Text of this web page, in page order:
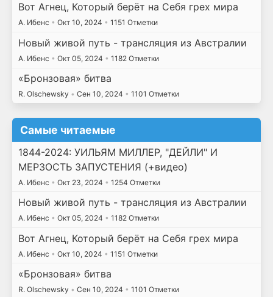
Вот Агнец, Который берёт на Себя грех мира
А. Ибенс • Окт 10, 2024 • 1151 Отметки
Новый живой путь - трансляция из Австралии
А. Ибенс • Окт 05, 2024 • 1182 Отметки
«Бронзовая» битва
R. Olschewsky • Сен 10, 2024 • 1101 Отметки
Самые читаемые
1844-2024: УИЛЬЯМ МИЛЛЕР, "ДЕЙЛИ" И
МЕРЗОСТЬ ЗАПУСТЕНИЯ (+видео)
А. Ибенс • Окт 23, 2024 • 1254 Отметки
Новый живой путь - трансляция из Австралии
А. Ибенс • Окт 05, 2024 • 1182 Отметки
Вот Агнец, Который берёт на Себя грех мира
А. Ибенс • Окт 10, 2024 • 1151 Отметки
«Бронзовая» битва
R. Olschewsky • Сен 10, 2024 • 1101 Отметки